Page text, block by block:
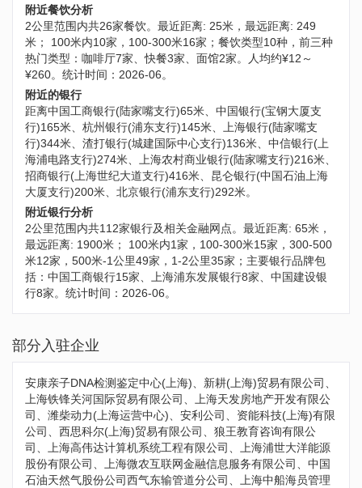
附近餐饮分析
2公里范围内共26家餐饮。最近距离: 25米，最远距离: 249
米； 100米内10家，100-300米16家；餐饮类型10种，前三种
热门类型：咖啡厅7家、快餐3家、面馆2家。人均约¥12～
¥260。统计时间：2026-06。
附近的银行
距离中国工商银行(陆家嘴支行)65米、中国银行(宝钢大厦支
行)165米、杭州银行(浦东支行)145米、上海银行(陆家嘴支
行)344米、渣打银行(城建国际中心支行)136米、中信银行(上
海浦电路支行)274米、上海农村商业银行(陆家嘴支行)216米、
招商银行(上海世纪大道支行)416米、昆仑银行(中国石油上海
大厦支行)200米、北京银行(浦东支行)292米。
附近银行分析
2公里范围内共112家银行及相关金融网点。最近距离: 65米，
最远距离: 1900米； 100米内1家，100-300米15家，300-500
米12家，500米-1公里49家，1-2公里35家；主要银行品牌包
括：中国工商银行15家、上海浦东发展银行8家、中国建设银
行8家。统计时间：2026-06。
部分入驻企业
安康亲子DNA检测鉴定中心(上海)、新耕(上海)贸易有限公司、
上海铁锋关河国际贸易有限公司、上海天发房地产开发有限公
司、潍柴动力(上海运营中心)、安利公司、资能科技(上海)有限
公司、西思科尔(上海)贸易有限公司、狼王教育咨询有限公
司、上海高伟达计算机系统工程有限公司、上海浦世大洋能源
股份有限公司、上海微农互联网金融信息服务有限公司、中国
石油天然气股份公司西气东输管道分公司、上海中船海员管理